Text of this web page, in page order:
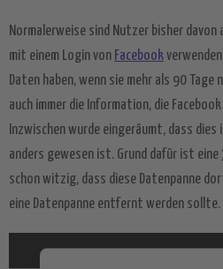
Normalerweise sind Nutzer bisher davon
mit einem Login von Facebook
Daten haben, wenn sie mehr als 90
auch immer die Information, die
Inzwischen wurde eingeräumt, dass dies
anders gewesen ist. Grund dafür ist eine
schon witzig, dass diese Datenpanne
eine Datenpanne entfernt werden sollte.